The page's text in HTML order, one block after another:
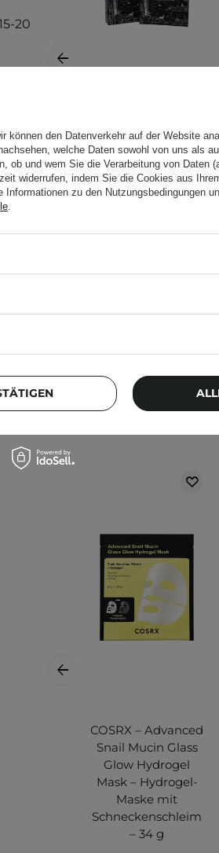
20
Black Tea
Revitalizing Mask
Pack -
Regenerierende
Weitere
COSRX – Advanced
Snail Mucin Glass
Glow Hydrogel
Mask – Hydrogel-
Maske mit
Schneckenschleim
– 34 g
können den Datenverkehr auf der Website
welche Daten sowohl von uns als
und wem Sie die Verarbeitung von Daten
widerrufen, indem Sie die Cookies aus
Informationen zu den Nutzungsbedingungen